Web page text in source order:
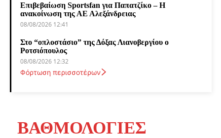
Επιβεβαίωση Sportsfan για Παπατζίκο – Η
ανακοίνωση της ΑΕ Αλεξάνδρειας
08/08/2026 12:41
Στο “οπλοστάσιο” της Δόξας Λιανοβεργίου ο
Ροτσιόπουλος
08/08/2026 12:32
Φόρτωση περισσοτέρων
ΒΑΘΜΟΛΟΓΙΕΣ